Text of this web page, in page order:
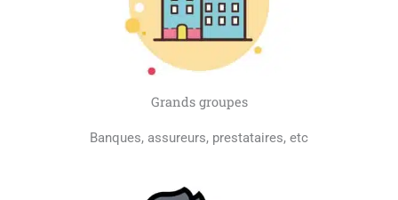
Grands groupes
Banques, assureurs, prestataires, etc